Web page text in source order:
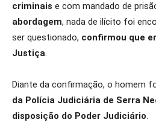
criminais e com mandado de
abordagem, nada de ilícito foi
ser questionado, confirmou que
Justiça.
Diante da confirmação, o homem
da Polícia Judiciária de Serra
disposição do Poder Judiciário.